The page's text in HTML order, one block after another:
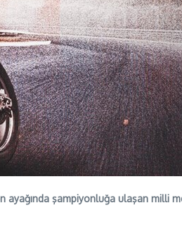
ayağında şampiyonluğa ulaşan milli